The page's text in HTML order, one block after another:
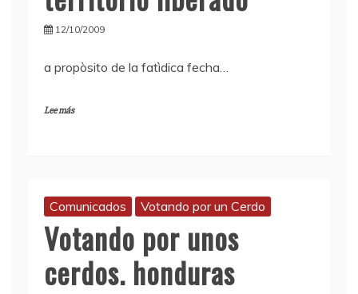
12/10/2009
a propòsito de la fatìdica fecha…
Lee más
Comunicados Votando por un Cerdo
Votando por unos
cerdos. honduras